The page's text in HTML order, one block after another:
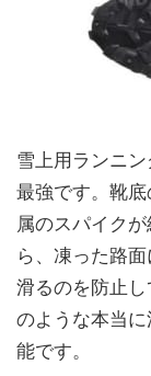
雪上用ランニ
最強です。靴
属のスパイク
ら、凍った路
滑るのを防止
のような本当
能です。